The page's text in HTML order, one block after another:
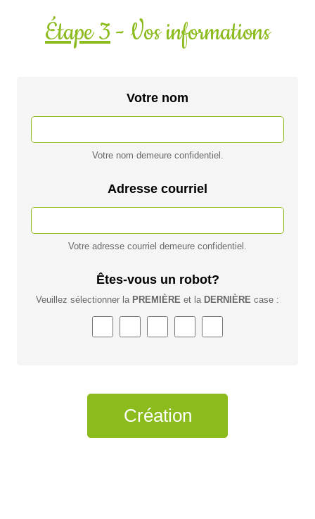
Étape 3- Vos informations
Votre nom
Votre nom demeure confidentiel.
Adresse courriel
Votre adresse courriel demeure confidentiel.
Êtes-vous un robot?
Veuillez sélectionner la PREMIÈRE et la DERNIÈRE case :